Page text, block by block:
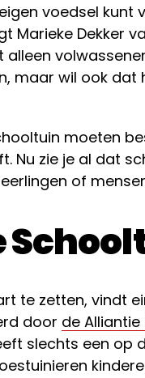
voedsel kunt
Marieke Dekker
maar wil ook dat
moeten
Nu zie je al dat
of
te zetten, vindt
door de
slechts een op